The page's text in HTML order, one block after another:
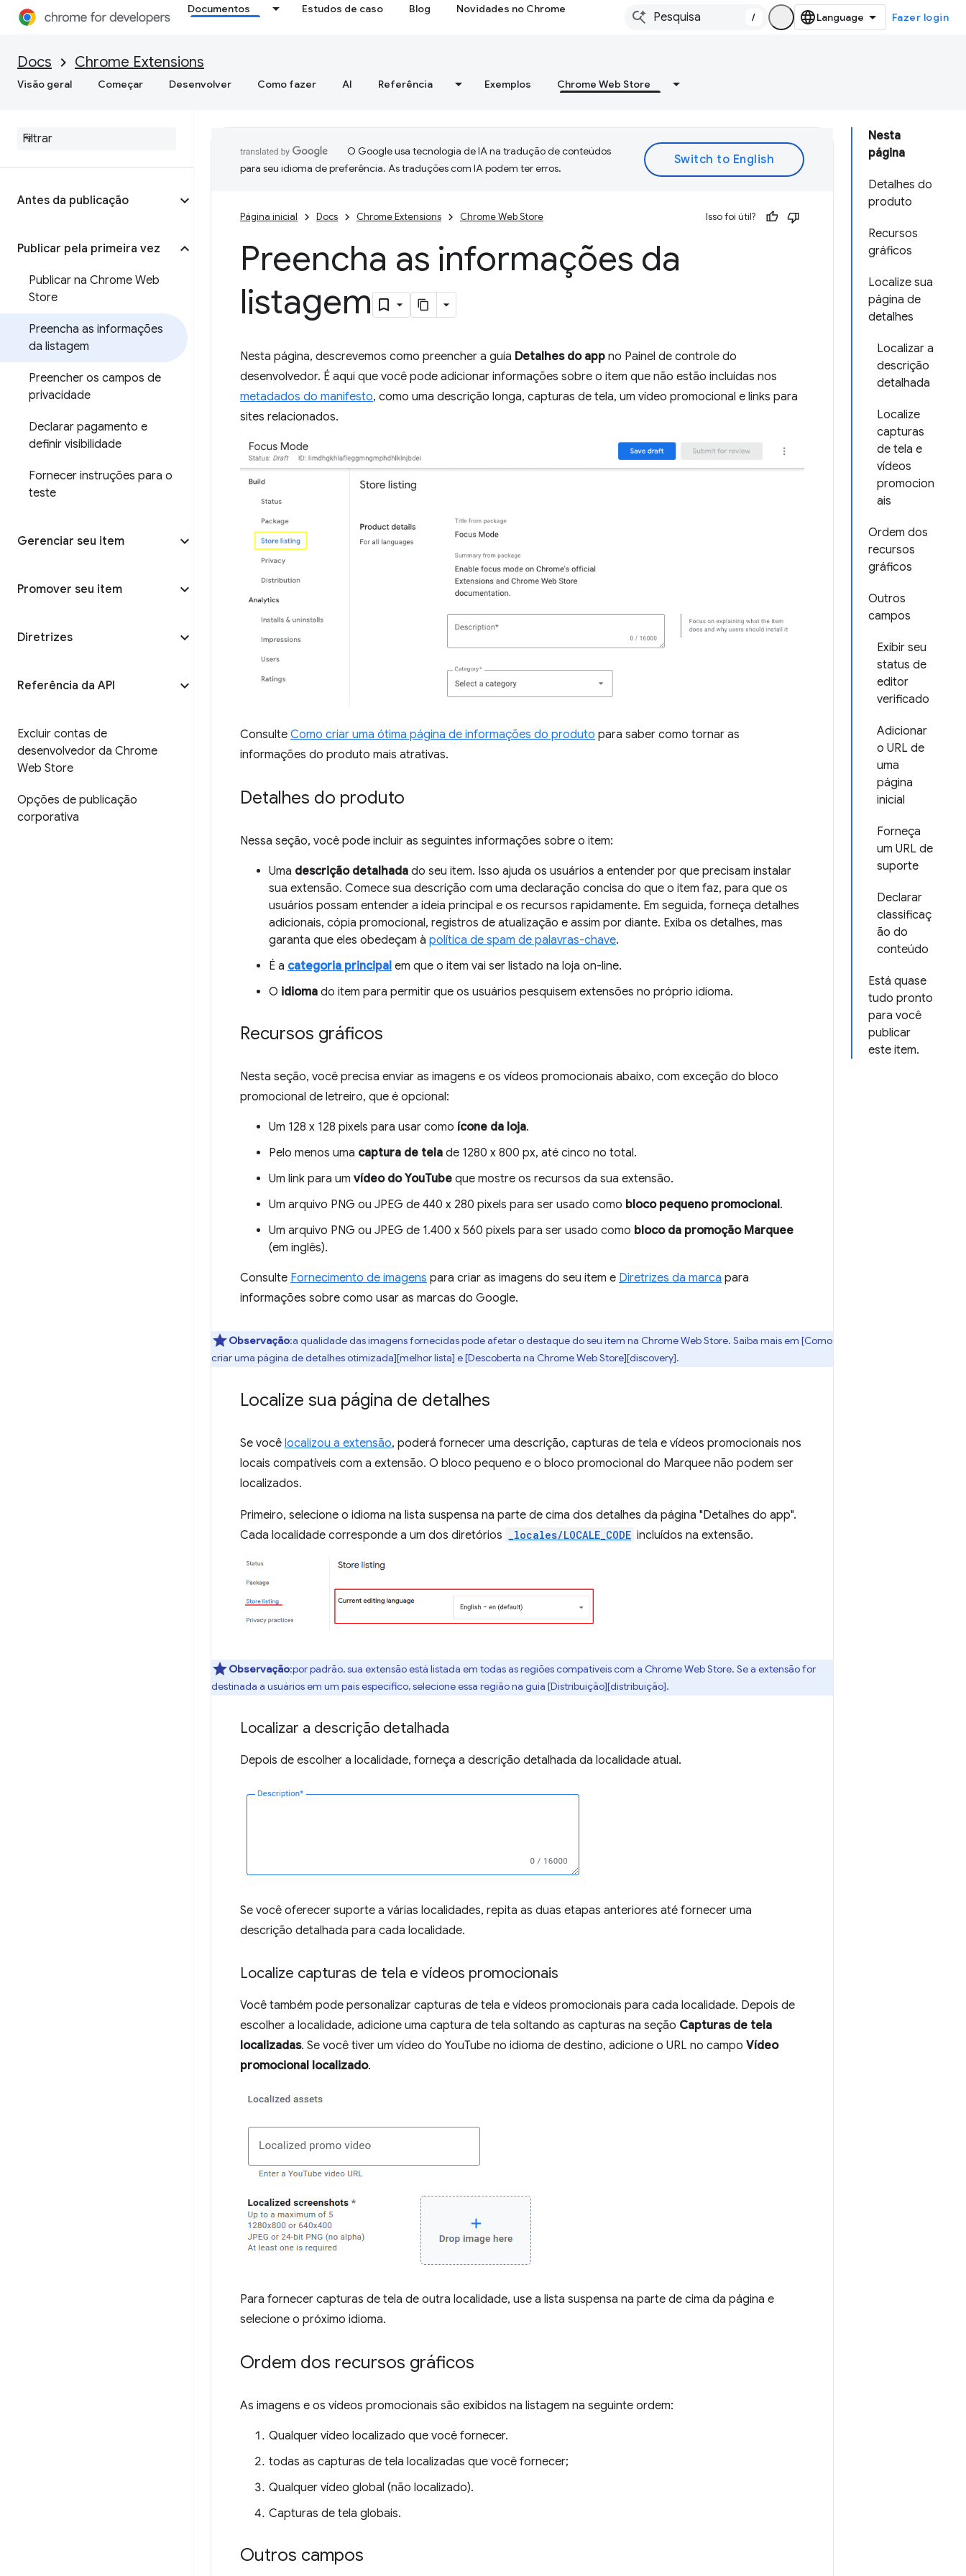
Documentos Estudos de caso Blog Novidades no Chrome
/ Fazer login
Docs Chrome Extensions
Visão geral Começar Desenvolver Como fazer AI Referência Exemplos Chrome Web Store
Antes da publicação
Publicar pela primeira vez
Publicar na Chrome Web
Store
Preencha as informações
da listagem
Preencher os campos de
privacidade
Declarar pagamento e
definir visibilidade
Fornecer instruções para o
teste
Gerenciar seu item
Promover seu item
Diretrizes
Referência da API
Excluir contas de
desenvolvedor da Chrome
Web Store
Opções de publicação
corporativa
Nesta
página
Detalhes do
produto
Recursos
gráficos
Localize sua
página de
detalhes
Localizar a
descrição
detalhada
Localize
capturas
de tela e
vídeos
promocion
ais
Ordem dos
recursos
gráficos
Outros
campos
Exibir seu
status de
editor
verificado
Adicionar
o URL de
uma
página
inicial
Forneça
um URL de
suporte
Declarar
classificaç
ão do
conteúdo
Está quase
tudo pronto
para você
publicar
este item.
O Google usa tecnologia de IA na tradução de conteúdos
para seu idioma de preferência. As traduções com IA podem ter erros.
Página inicial Docs Chrome Extensions Chrome Web Store Isso foi útil?
Preencha as informações da
listagem
Nesta página, descrevemos como preencher a guia Detalhes do app no Painel de controle do
desenvolvedor. É aqui que você pode adicionar informações sobre o item que não estão incluídas nos
metadados do manifesto, como uma descrição longa, capturas de tela, um vídeo promocional e links para
sites relacionados.
Consulte Como criar uma ótima página de informações do produto para saber como tornar as
informações do produto mais atrativas.
Detalhes do produto
Nessa seção, você pode incluir as seguintes informações sobre o item:
Uma descrição detalhada do seu item. Isso ajuda os usuários a entender por que precisam instalar
sua extensão. Comece sua descrição com uma declaração concisa do que o item faz, para que os
usuários possam entender a ideia principal e os recursos rapidamente. Em seguida, forneça detalhes
adicionais, cópia promocional, registros de atualização e assim por diante. Exiba os detalhes, mas
garanta que eles obedeçam à política de spam de palavras-chave.
É a categoria principal em que o item vai ser listado na loja on-line.
O idioma do item para permitir que os usuários pesquisem extensões no próprio idioma.
Recursos gráficos
Nesta seção, você precisa enviar as imagens e os vídeos promocionais abaixo, com exceção do bloco
promocional de letreiro, que é opcional:
Um 128 x 128 pixels para usar como ícone da loja.
Pelo menos uma captura de tela de 1280 x 800 px, até cinco no total.
Um link para um vídeo do YouTube que mostre os recursos da sua extensão.
Um arquivo PNG ou JPEG de 440 x 280 pixels para ser usado como bloco pequeno promocional.
Um arquivo PNG ou JPEG de 1.400 x 560 pixels para ser usado como bloco da promoção Marquee
(em inglês).
Consulte Fornecimento de imagens para criar as imagens do seu item e Diretrizes da marca para
informações sobre como usar as marcas do Google.
Observação:a qualidade das imagens fornecidas pode afetar o destaque do seu item na Chrome Web Store. Saiba mais em [Como
criar uma página de detalhes otimizada][melhor lista] e [Descoberta na Chrome Web Store][discovery].
Localize sua página de detalhes
Se você localizou a extensão, poderá fornecer uma descrição, capturas de tela e vídeos promocionais nos
locais compatíveis com a extensão. O bloco pequeno e o bloco promocional do Marquee não podem ser
localizados.
Primeiro, selecione o idioma na lista suspensa na parte de cima dos detalhes da página "Detalhes do app".
Cada localidade corresponde a um dos diretórios _locales/LOCALE_CODE incluídos na extensão.
Observação:por padrão, sua extensão está listada em todas as regiões compatíveis com a Chrome Web Store. Se a extensão for
destinada a usuários em um país específico, selecione essa região na guia [Distribuição][distribuição].
Localizar a descrição detalhada
Depois de escolher a localidade, forneça a descrição detalhada da localidade atual.
Se você oferecer suporte a várias localidades, repita as duas etapas anteriores até fornecer uma
descrição detalhada para cada localidade.
Localize capturas de tela e vídeos promocionais
Você também pode personalizar capturas de tela e vídeos promocionais para cada localidade. Depois de
escolher a localidade, adicione uma captura de tela soltando as capturas na seção Capturas de tela
localizadas. Se você tiver um vídeo do YouTube no idioma de destino, adicione o URL no campo Vídeo
promocional localizado.
Para fornecer capturas de tela de outra localidade, use a lista suspensa na parte de cima da página e
selecione o próximo idioma.
Ordem dos recursos gráficos
As imagens e os vídeos promocionais são exibidos na listagem na seguinte ordem:
Qualquer vídeo localizado que você fornecer.
todas as capturas de tela localizadas que você fornecer;
Qualquer vídeo global (não localizado).
Capturas de tela globais.
Outros campos